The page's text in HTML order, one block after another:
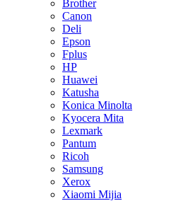
Brother
Canon
Deli
Epson
Fplus
HP
Huawei
Katusha
Konica Minolta
Kyocera Mita
Lexmark
Pantum
Ricoh
Samsung
Xerox
Xiaomi Mijia